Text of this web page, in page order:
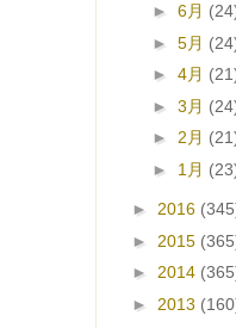
► 6月
► 5月
► 4月
► 3月
► 2月
► 1月
► 2016
► 2015
► 2014
► 2013